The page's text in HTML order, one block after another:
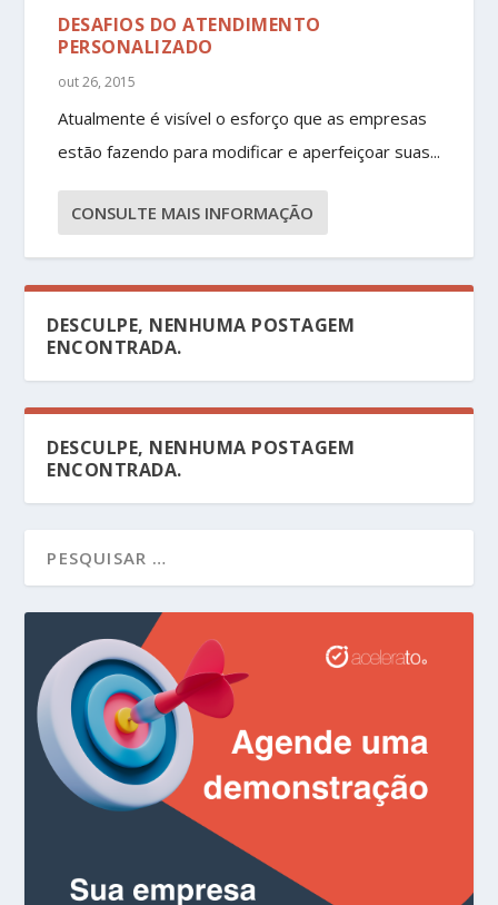
DESAFIOS DO ATENDIMENTO
PERSONALIZADO
out 26, 2015
Atualmente é visível o esforço que as empresas
estão fazendo para modificar e aperfeiçoar suas...
CONSULTE MAIS INFORMAÇÃO
DESCULPE, NENHUMA POSTAGEM
ENCONTRADA.
DESCULPE, NENHUMA POSTAGEM
ENCONTRADA.